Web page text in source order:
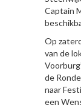
Captain
Op
van de
de
naar
een